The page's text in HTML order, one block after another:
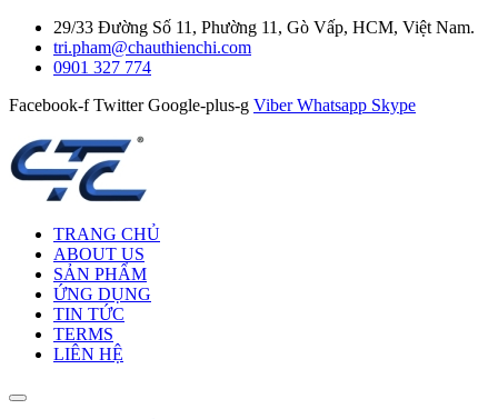
29/33 Đường Số 11, Phường 11, Gò Vấp, HCM, Việt Nam.
tri.pham@chauthienchi.com
0901 327 774
Facebook-f Twitter Google-plus-g Viber Whatsapp Skype
TRANG CHỦ
ABOUT US
SẢN PHẨM
ỨNG DỤNG
TIN TỨC
TERMS
LIÊN HỆ